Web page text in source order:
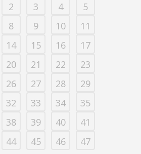
2 3 4
5
8 9 10
11
14 15 16
17
20 21 22
23
26 27 28
29
32 33 34
35
38 39 40
41
44 45 46
47